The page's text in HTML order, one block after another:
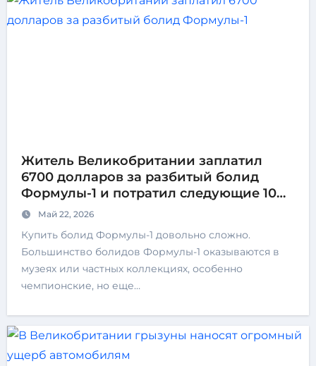
Житель Великобритании заплатил
6700 долларов за разбитый болид
Формулы-1 и потратил следующие 10
лет на его ремонт
Май 22, 2026
Купить болид Формулы-1 довольно сложно.
Большинство болидов Формулы-1 оказываются в
музеях или частных коллекциях, особенно
чемпионские, но еще…